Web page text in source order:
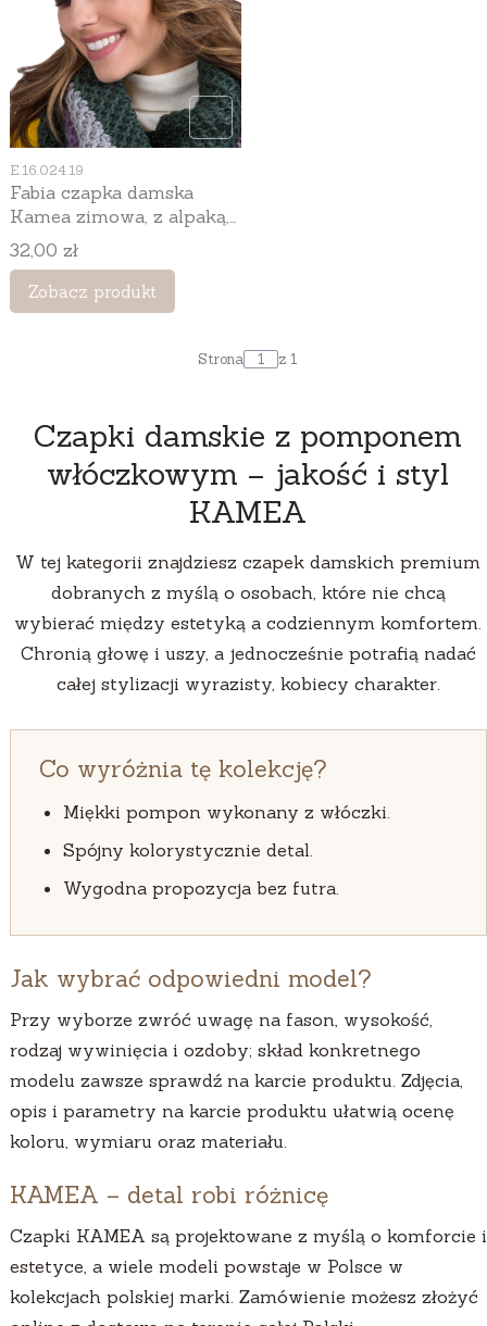
Kod produktu
E.16.024.19
Fabia czapka damska
Kamea zimowa, z alpaką,
moherem i wełną, rozmiar
uniwersalny 54–60 cm,
kolor khaki
Cena
32,00 zł
Zobacz produkt
Strona z 1
Czapki damskie z pomponem
włóczkowym – jakość i styl
KAMEA
W tej kategorii znajdziesz czapek damskich premium
dobranych z myślą o osobach, które nie chcą
wybierać między estetyką a codziennym komfortem.
Chronią głowę i uszy, a jednocześnie potrafią nadać
całej stylizacji wyrazisty, kobiecy charakter.
Co wyróżnia tę kolekcję?
Miękki pompon wykonany z włóczki.
Spójny kolorystycznie detal.
Wygodna propozycja bez futra.
Jak wybrać odpowiedni model?
Przy wyborze zwróć uwagę na fason, wysokość,
rodzaj wywinięcia i ozdoby; skład konkretnego
modelu zawsze sprawdź na karcie produktu. Zdjęcia,
opis i parametry na karcie produktu ułatwią ocenę
koloru, wymiaru oraz materiału.
KAMEA – detal robi różnicę
Czapki KAMEA są projektowane z myślą o komforcie i
estetyce, a wiele modeli powstaje w Polsce w
kolekcjach polskiej marki. Zamówienie możesz złożyć